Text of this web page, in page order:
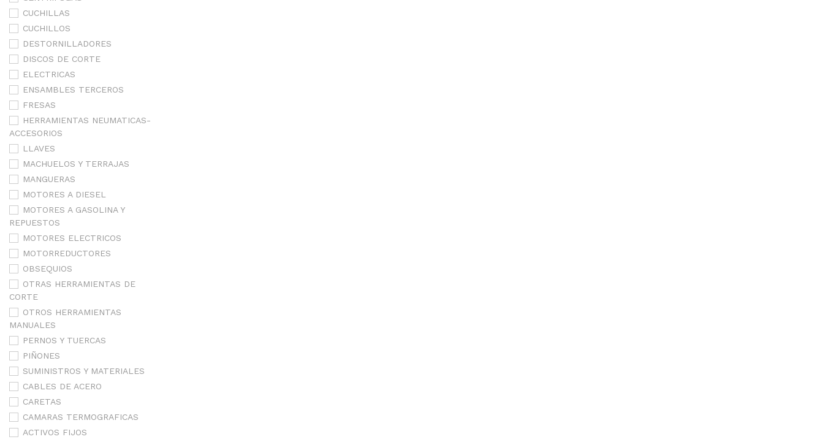
CUCHILLAS
CUCHILLOS
DESTORNILLADORES
DISCOS DE CORTE
ELECTRICAS
ENSAMBLES TERCEROS
FRESAS
HERRAMIENTAS NEUMATICAS-
ACCESORIOS
LLAVES
MACHUELOS Y TERRAJAS
MANGUERAS
MOTORES A DIESEL
MOTORES A GASOLINA Y
REPUESTOS
MOTORES ELECTRICOS
MOTORREDUCTORES
OBSEQUIOS
OTRAS HERRAMIENTAS DE
CORTE
OTROS HERRAMIENTAS
MANUALES
PERNOS Y TUERCAS
PIÑONES
SUMINISTROS Y MATERIALES
CABLES DE ACERO
CARETAS
CAMARAS TERMOGRAFICAS
ACTIVOS FIJOS